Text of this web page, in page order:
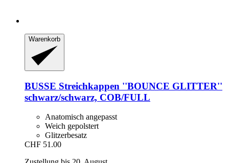
Warenkorb
BUSSE Streichkappen ''BOUNCE GLITTER''
schwarz/schwarz, COB/FULL
Anatomisch angepasst
Weich gepolstert
Glitzerbesatz
CHF 51.00